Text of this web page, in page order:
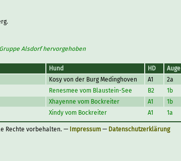
Alsdorf hervorgehoben
Hund HD Auge
Kosy von der Burg Medinghoven A1 2a
Renesmee vom Blaustein-See B2 1b
Xhayenne vom Bockreiter A1 1b
Xindy vom Bockreiter A1 1a
Rechte vorbehalten. — Impressum — Datenschutzerklärung